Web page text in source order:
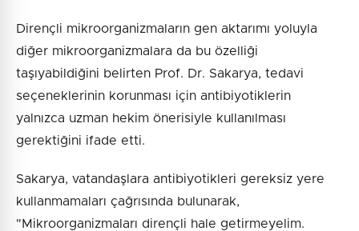
Dirençli mikroorganizmaların gen aktarımı yoluyla
diğer mikroorganizmalara da bu özelliği
taşıyabildiğini belirten Prof. Dr. Sakarya, tedavi
seçeneklerinin korunması için antibiyotiklerin
yalnızca uzman hekim önerisiyle kullanılması
gerektiğini ifade etti.
Sakarya, vatandaşlara antibiyotikleri gereksiz yere
kullanmamaları çağrısında bulunarak,
"Mikroorganizmaları dirençli hale getirmeyelim.